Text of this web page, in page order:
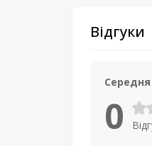
Відгуки
Середня
0